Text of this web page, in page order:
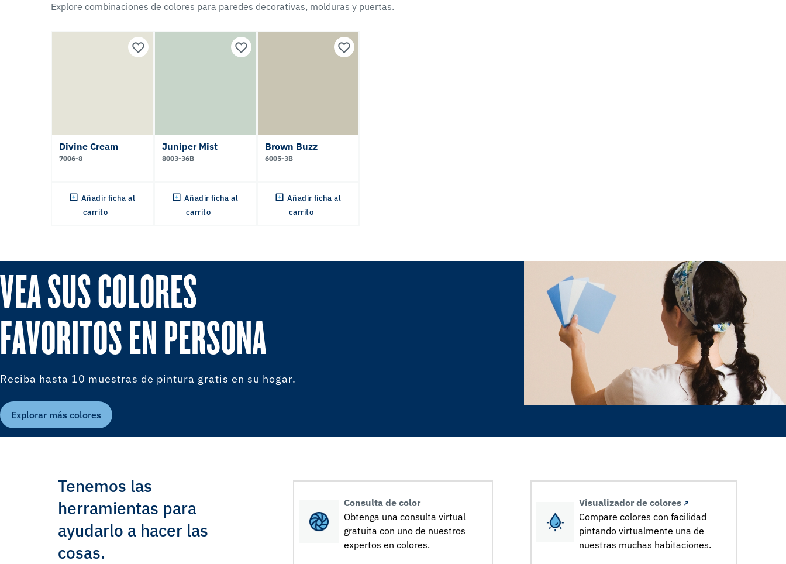
Explore combinaciones de colores para paredes decorativas, molduras y puertas.
Divine Cream
7006-8
Añadir ficha al
carrito
Juniper Mist
8003-36B
Añadir ficha al
carrito
Brown Buzz
6005-3B
Añadir ficha al
carrito
VEA SUS COLORES
FAVORITOS EN PERSONA
Reciba hasta 10 muestras de pintura gratis en su hogar.
Explorar más colores
Tenemos las
herramientas para
ayudarlo a hacer las
cosas.
Consulta de color
Obtenga una consulta virtual
gratuita con uno de nuestros
expertos en colores.
Visualizador de colores
Compare colores con facilidad
pintando virtualmente una de
nuestras muchas habitaciones.